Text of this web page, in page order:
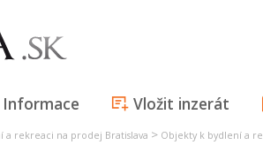
Informace Vložit inzerát
a rekreaci na prodej Bratislava > Objekty k bydlení a